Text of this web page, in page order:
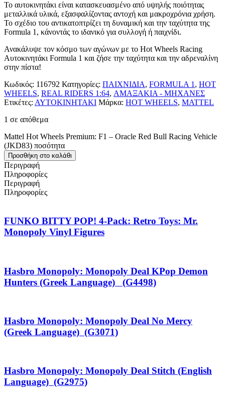
Το αυτοκινητάκι είναι κατασκευασμένο από υψηλής ποιότητας
μεταλλικά υλικά, εξασφαλίζοντας αντοχή και μακροχρόνια χρήση.
Το σχέδιο του αντικατοπτρίζει τη δυναμική και την ταχύτητα της
Formula 1, κάνοντάς το ιδανικό για συλλογή ή παιχνίδι.
Ανακάλυψε τον κόσμο των αγώνων με το Hot Wheels Racing
Αυτοκινητάκι Formula 1 και ζήσε την ταχύτητα και την αδρεναλίνη
στην πίστα!
Κωδικός: 116792 Κατηγορίες: ΠΑΙΧΝΙΔΙΑ, FORMULA 1, HOT
WHEELS, REAL RIDERS 1:64, ΑΜΑΞΑΚΙΑ - ΜΗΧΑΝΕΣ
Ετικέτες: ΑΥΤΟΚΙΝΗΤΑΚΙ Μάρκα: HOT WHEELS, MATTEL
1 σε απόθεμα
Mattel Hot Wheels Premium: F1 – Oracle Red Bull Racing Vehicle
(JKD83) ποσότητα
Προσθήκη στο καλάθι
Περιγραφή
Πληροφορίες
Περιγραφή
Πληροφορίες
FUNKO BITTY POP! 4-Pack: Retro Toys: Mr.
Monopoly Vinyl Figures
Hasbro Monopoly: Monopoly Deal KPop Demon
Hunters (Greek Language) (G4498)
Hasbro Monopoly: Monopoly Deal No Mercy
(Greek Language) (G3071)
Hasbro Monopoly: Monopoly Deal Stitch (English
Language) (G2975)